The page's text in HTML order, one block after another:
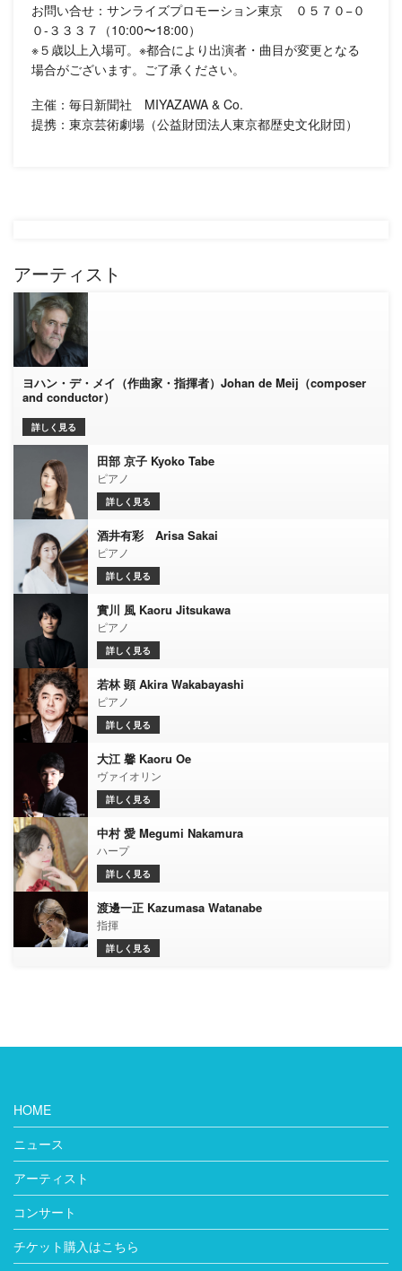
お問い合せ：サンライズプロモーション東京 ０５７０−０
０-３３３７（10:00〜18:00）
※５歳以上入場可。※都合により出演者・曲目が変更となる
場合がございます。ご了承ください。
主催：毎日新聞社 MIYAZAWA & Co.
提携：東京芸術劇場（公益財団法人東京都歴史文化財団）
アーティスト
ヨハン・デ・メイ（作曲家・指揮者）Johan de Meij（composer
and conductor）
詳しく見る
田部 京子 Kyoko Tabe
ピアノ
詳しく見る
酒井有彩 Arisa Sakai
ピアノ
詳しく見る
實川 風 Kaoru Jitsukawa
ピアノ
詳しく見る
若林 顕 Akira Wakabayashi
ピアノ
詳しく見る
大江 馨 Kaoru Oe
ヴァイオリン
詳しく見る
中村 愛 Megumi Nakamura
ハープ
詳しく見る
渡邊一正 Kazumasa Watanabe
指揮
詳しく見る
HOME
ニュース
アーティスト
コンサート
チケット購入はこちら